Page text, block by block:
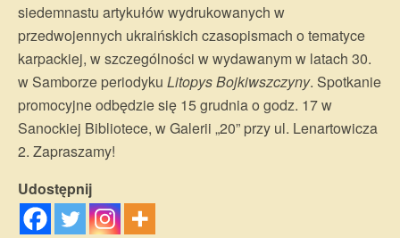
siedemnastu artykułów wydrukowanych w
przedwojennych ukraińskich czasopismach o tematyce
karpackiej, w szczególności w wydawanym w latach 30.
w Samborze periodyku Litopys Bojkiwszczyny. Spotkanie
promocyjne odbędzie się 15 grudnia o godz. 17 w
Sanockiej Bibliotece, w Galerii „20” przy ul. Lenartowicza
2. Zapraszamy!
Udostępnij